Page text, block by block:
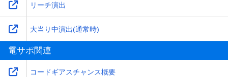
リーチ演出
大当り中演出(通常時)
電サポ関連
コードギアスチャンス概要